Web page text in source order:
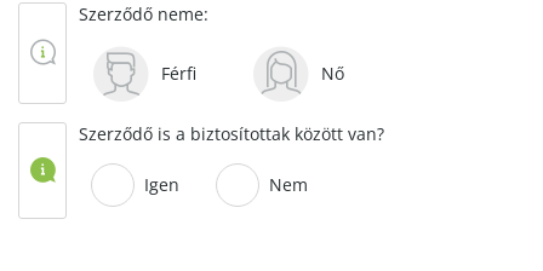
Szerződő neme:
Férfi Nő
Szerződő is a biztosítottak között van?
Igen Nem